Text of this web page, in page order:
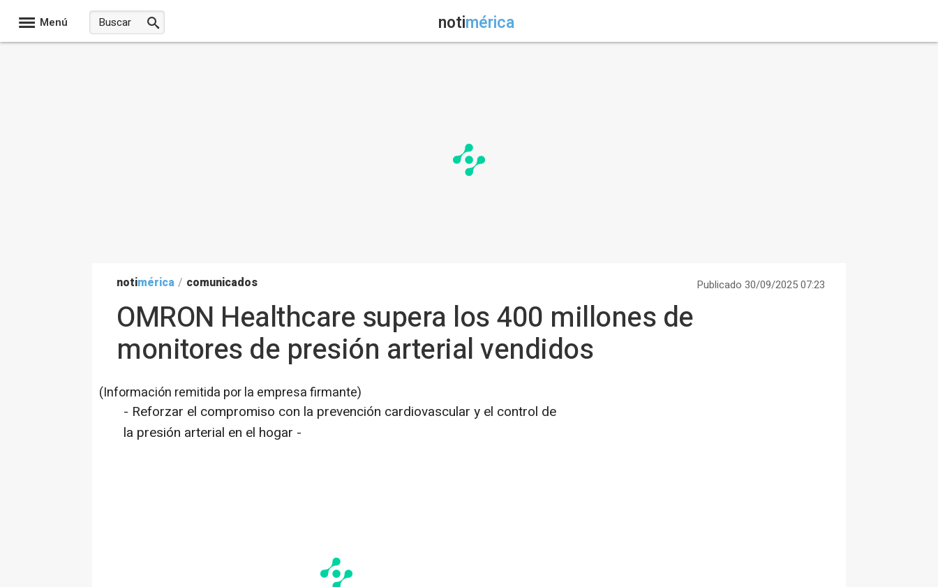
Menú notimérica
notimérica / comunicados Publicado 30/09/2025 07:23
OMRON Healthcare supera los 400 millones de
monitores de presión arterial vendidos
(Información remitida por la empresa firmante)
- Reforzar el compromiso con la prevención cardiovascular y el control de
la presión arterial en el hogar -